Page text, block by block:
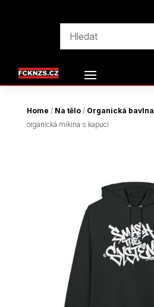
Home / Na tělo/ Organická bavlna
organická mikina s kapucí